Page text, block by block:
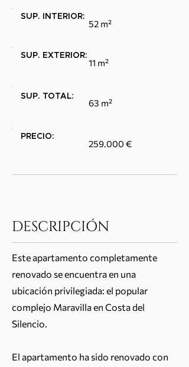
SUP. INTERIOR:
52 m²
SUP. EXTERIOR:
11 m²
SUP. TOTAL:
63 m²
PRECIO:
259.000 €
DESCRIPCIÓN
Este apartamento completamente
renovado se encuentra en una
ubicación privilegiada: el popular
complejo Maravilla en Costa del
Silencio.
El apartamento ha sido renovado con